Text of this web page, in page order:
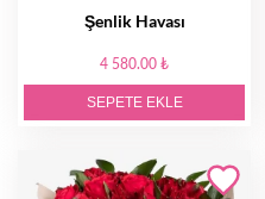
Şenlik Havası
4 580.00 ₺
SEPETE EKLE